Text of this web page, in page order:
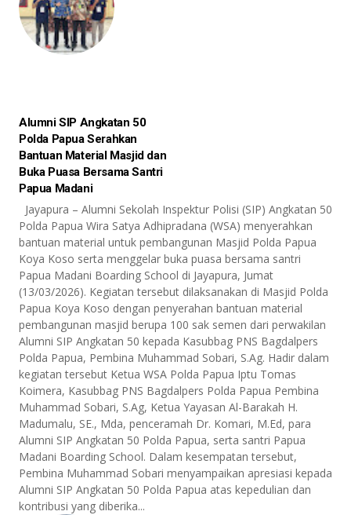
Alumni SIP Angkatan 50
Polda Papua Serahkan
Bantuan Material Masjid dan
Buka Puasa Bersama Santri
Papua Madani
Jayapura – Alumni Sekolah Inspektur Polisi (SIP) Angkatan 50
Polda Papua Wira Satya Adhipradana (WSA) menyerahkan
bantuan material untuk pembangunan Masjid Polda Papua
Koya Koso serta menggelar buka puasa bersama santri
Papua Madani Boarding School di Jayapura, Jumat
(13/03/2026). Kegiatan tersebut dilaksanakan di Masjid Polda
Papua Koya Koso dengan penyerahan bantuan material
pembangunan masjid berupa 100 sak semen dari perwakilan
Alumni SIP Angkatan 50 kepada Kasubbag PNS Bagdalpers
Polda Papua, Pembina Muhammad Sobari, S.Ag. Hadir dalam
kegiatan tersebut Ketua WSA Polda Papua Iptu Tomas
Koimera, Kasubbag PNS Bagdalpers Polda Papua Pembina
Muhammad Sobari, S.Ag, Ketua Yayasan Al-Barakah H.
Madumalu, SE., Mda, penceramah Dr. Komari, M.Ed, para
Alumni SIP Angkatan 50 Polda Papua, serta santri Papua
Madani Boarding School. Dalam kesempatan tersebut,
Pembina Muhammad Sobari menyampaikan apresiasi kepada
Alumni SIP Angkatan 50 Polda Papua atas kepedulian dan
kontribusi yang diberika...